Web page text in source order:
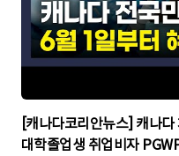
▶
[캐나다코리안뉴스] 캐나다
대학졸업생 취업비자